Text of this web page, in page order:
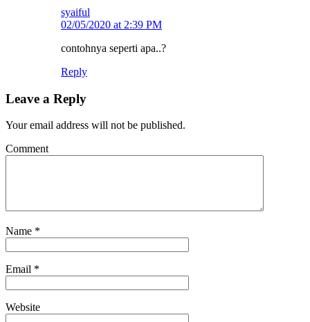
syaiful
02/05/2020 at 2:39 PM
contohnya seperti apa..?
Reply
Leave a Reply
Your email address will not be published.
Comment
Name *
Email *
Website